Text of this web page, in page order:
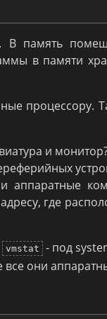
В память
в памяти
процессору.
и
аппаратные
где
vmstat - под
все они